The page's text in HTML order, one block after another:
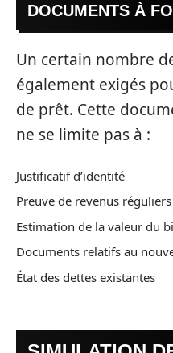
DOCUMENTS À
Un certain nombre
également exigés
de prêt. Cette
ne se limite pas à :
Justificatif d’identité
Preuve de revenus réguliers
Estimation de la valeur du
Documents relatifs au
État des dettes existantes